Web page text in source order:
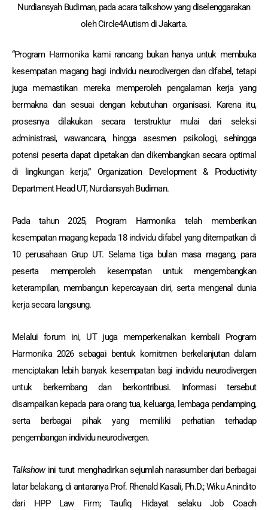
Nurdiansyah Budiman, pada acara talkshow yang diselenggarakan
oleh Circle4Autism di Jakarta.
“Program Harmonika kami rancang bukan hanya untuk membuka
kesempatan magang bagi individu neurodivergen dan difabel, tetapi
juga memastikan mereka memperoleh pengalaman kerja yang
bermakna dan sesuai dengan kebutuhan organisasi. Karena itu,
prosesnya dilakukan secara terstruktur mulai dari seleksi
administrasi, wawancara, hingga asesmen psikologi, sehingga
potensi peserta dapat dipetakan dan dikembangkan secara optimal
di lingkungan kerja,” Organization Development & Productivity
Department Head UT, Nurdiansyah Budiman.
Pada tahun 2025, Program Harmonika telah memberikan
kesempatan magang kepada 18 individu difabel yang ditempatkan di
10 perusahaan Grup UT. Selama tiga bulan masa magang, para
peserta memperoleh kesempatan untuk mengembangkan
keterampilan, membangun kepercayaan diri, serta mengenal dunia
kerja secara langsung.
Melalui forum ini, UT juga memperkenalkan kembali Program
Harmonika 2026 sebagai bentuk komitmen berkelanjutan dalam
menciptakan lebih banyak kesempatan bagi individu neurodivergen
untuk berkembang dan berkontribusi. Informasi tersebut
disampaikan kepada para orang tua, keluarga, lembaga pendamping,
serta berbagai pihak yang memiliki perhatian terhadap
pengembangan individu neurodivergen.
Talkshow ini turut menghadirkan sejumlah narasumber dari berbagai
latar belakang, di antaranya Prof. Rhenald Kasali, Ph.D.; Wiku Anindito
dari HPP Law Firm; Taufiq Hidayat selaku Job Coach